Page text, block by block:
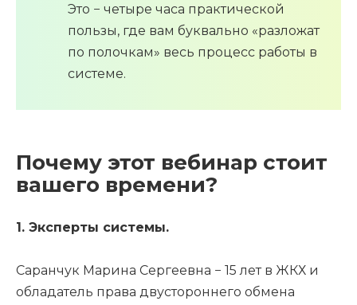
Это − четыре часа практической
пользы, где вам буквально «разложат
по полочкам» весь процесс работы в
системе.
Почему этот вебинар стоит
вашего времени?
1. Эксперты системы.
Саранчук Марина Сергеевна − 15 лет в ЖКХ и
обладатель права двустороннего обмена